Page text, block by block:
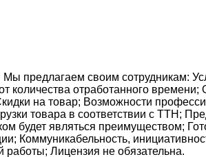
предлагаем своим сотрудникам:
отработанного
на товар; Возможности
товара в соответствии с
будет являться преимуществом;
Коммуникабельность,
работы; Лицензия не обязательна.